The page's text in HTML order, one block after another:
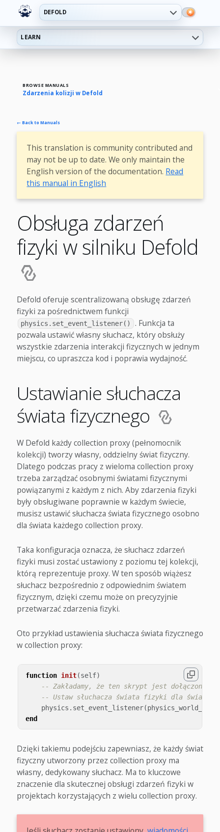
DEFOLD
LEARN
BROWSE MANUALS
Zdarzenia kolizji w Defold
← Back to Manuals
This translation is community contributed and
may not be up to date. We only maintain the
English version of the documentation. Read
this manual in English
Obsługa zdarzeń
fizyki w silniku Defold
Defold oferuje scentralizowaną obsługę zdarzeń
fizyki za pośrednictwem funkcji
physics.set_event_listener()
. Funkcja ta
pozwala ustawić własny słuchacz, który obsłuży
wszystkie zdarzenia interakcji fizycznych w jednym
miejscu, co upraszcza kod i poprawia wydajność.
Ustawianie słuchacza
świata fizycznego
W Defold każdy collection proxy (pełnomocnik
kolekcji) tworzy własny, oddzielny świat fizyczny.
Dlatego podczas pracy z wieloma collection proxy
trzeba zarządzać osobnymi światami fizycznymi
powiązanymi z każdym z nich. Aby zdarzenia fizyki
były obsługiwane poprawnie w każdym świecie,
musisz ustawić słuchacza świata fizycznego osobno
dla świata każdego collection proxy.
Taka konfiguracja oznacza, że słuchacz zdarzeń
fizyki musi zostać ustawiony z poziomu tej kolekcji,
którą reprezentuje proxy. W ten sposób wiążesz
słuchacz bezpośrednio z odpowiednim światem
fizycznym, dzięki czemu może on precyzyjnie
przetwarzać zdarzenia fizyki.
Oto przykład ustawienia słuchacza świata fizycznego
w collection proxy:
function init(self)
-- Zakładamy, że ten skrypt jest dołączony
-- Ustaw słuchacza świata fizyki dla świata
physics . set_event_listener(
end
Dzięki takiemu podejściu zapewniasz, że każdy świat
fizyczny utworzony przez collection proxy ma
własny, dedykowany słuchacz. Ma to kluczowe
znaczenie dla skutecznej obsługi zdarzeń fizyki w
projektach korzystających z wielu collection proxy.